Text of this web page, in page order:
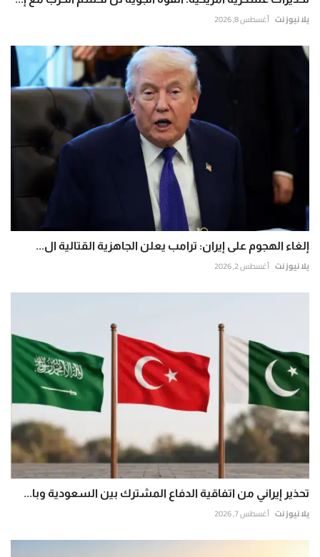
يلا نيوز نت أغسطس 8, 2026
إلغاء الهجوم على إيران: ترامب يعلن الجاهزية القتالية ال...
يلا نيوز نت أغسطس 2, 2026
تحذير إيراني من اتفاقية الدفاع المشترك بين السعودية وبا...
يلا نيوز نت أغسطس 7, 2026